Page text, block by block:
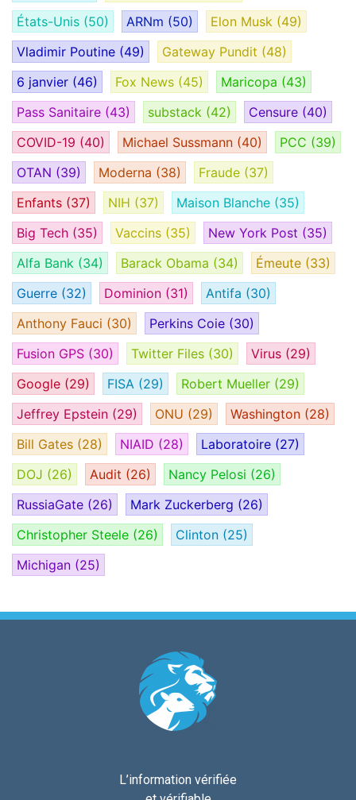
États-Unis (50) ARNm (50) Elon Musk (49)
Vladimir Poutine (49) Gateway Pundit (48)
6 janvier (46) Fox News (45) Maricopa (43)
Pass Sanitaire (43) substack (42) Censure (40)
COVID-19 (40) Michael Sussmann (40) PCC (39)
OTAN (39) Moderna (38) Fraude (37)
Enfants (37) NIH (37) Maison Blanche (35)
Big Tech (35) Vaccins (35) New York Post (35)
Alfa Bank (34) Barack Obama (34) Émeute (33)
Guerre (32) Dominion (31) Antifa (30)
Anthony Fauci (30) Perkins Coie (30)
Fusion GPS (30) Twitter Files (30) Virus (29)
Google (29) FISA (29) Robert Mueller (29)
Jeffrey Epstein (29) ONU (29) Washington (28)
Bill Gates (28) NIAID (28) Laboratoire (27)
DOJ (26) Audit (26) Nancy Pelosi (26)
RussiaGate (26) Mark Zuckerberg (26)
Christopher Steele (26) Clinton (25)
Michigan (25)
L’information vérifiée